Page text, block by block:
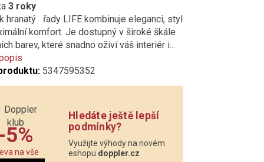
3 roky
hranatý řady LIFE kombinuje eleganci, styl
komfort. Je dostupný v široké škále
barev, které snadno oživí váš interiér i...
5347595352
5%
na vše
Hledáte ještě lepší
podmínky?
Využijte výhody na novém
eshopu doppler.cz